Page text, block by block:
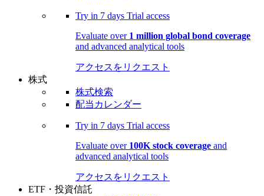
Try in 7 days Trial access
Evaluate over 1 million global bond coverage
and advanced analytical tools
アクセスをリクエスト
株式
株式検索
配当カレンダー
Try in 7 days Trial access
Evaluate over 100K stock coverage and
advanced analytical tools
アクセスをリクエスト
ETF・投資信託